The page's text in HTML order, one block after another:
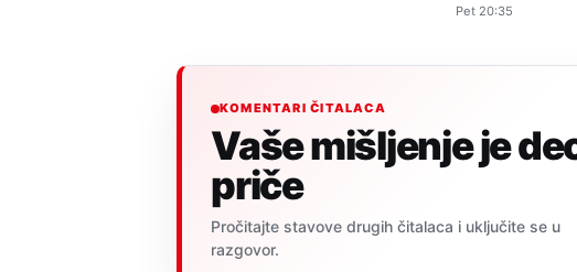
Pet 20:35
KOMENTARI ČITALACA
Vaše mišljenje je
priče
Pročitajte stavove drugih čitalaca i uključite se u
razgovor.